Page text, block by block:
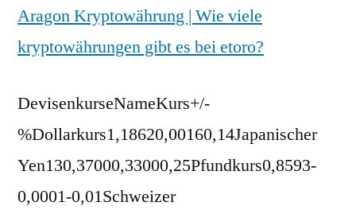
Aragon Kryptowährung | Wie viele
kryptowährungen gibt es bei etoro?
DevisenkurseNameKurs+/-
%Dollarkurs1,18620,00160,14Japanischer
Yen130,37000,33000,25Pfundkurs0,8593-
0,0001-0,01Schweizer